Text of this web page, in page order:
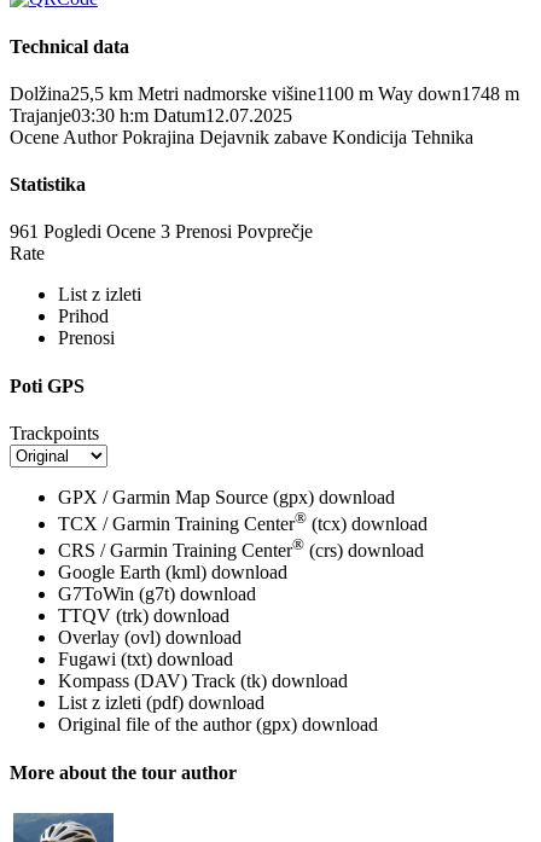
Technical data
Dolžina25,5 km Metri nadmorske višine1100 m Way down1748 m
Trajanje03:30 h:m Datum12.07.2025
Ocene Author Pokrajina Dejavnik zabave Kondicija Tehnika
Statistika
961 Pogledi Ocene 3 Prenosi Povprečje
Rate
List z izleti
Prihod
Prenosi
Poti GPS
Trackpoints
GPX / Garmin Map Source (gpx) download
TCX / Garmin Training Center® (tcx) download
CRS / Garmin Training Center® (crs) download
Google Earth (kml) download
G7ToWin (g7t) download
TTQV (trk) download
Overlay (ovl) download
Fugawi (txt) download
Kompass (DAV) Track (tk) download
List z izleti (pdf) download
Original file of the author (gpx) download
More about the tour author